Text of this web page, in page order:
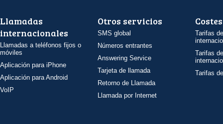
Llamadas
internacionales
Llamadas a teléfonos fijos o
móviles
Aplicación para iPhone
Aplicación para Android
VoIP
Otros servicios
SMS global
Números entrantes
Answering Service
Tarjeta de llamada
Retorno de Llamada
Llamada por Internet
Costes
Tarifas
Tarifas
Tarifas